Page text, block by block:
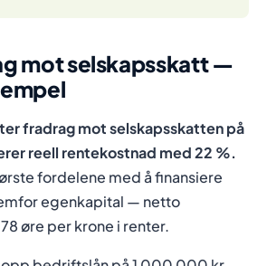
mot selskapsskatt —
fradrag mot selskapsskatten på
reell rentekostnad med 22 %.
fordelene med å finansiere
egenkapital — netto
øre per krone i renter.